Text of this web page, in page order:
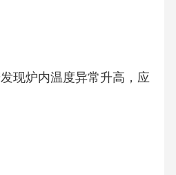
现炉内温度异常升高，应